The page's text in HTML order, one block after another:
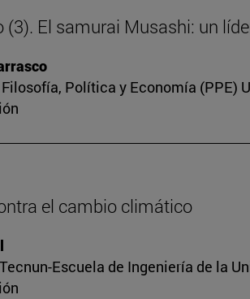
El samurai Musashi: un
Política y Economía (PPE)
el cambio climático
Escuela de Ingeniería de la